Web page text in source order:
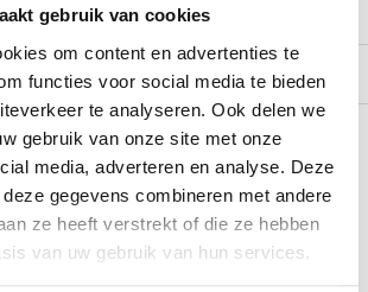
gebruik van cookies
om content en advertenties te
functies voor social media te bieden
te analyseren. Ook delen we
gebruik van onze site met onze
media, adverteren en analyse. Deze
gegevens combineren met andere
ze heeft verstrekt of die ze hebben
van uw gebruik van hun services.
over dit product?
Chat voor een snel antwoord 24/7
Groot aantal nodig?